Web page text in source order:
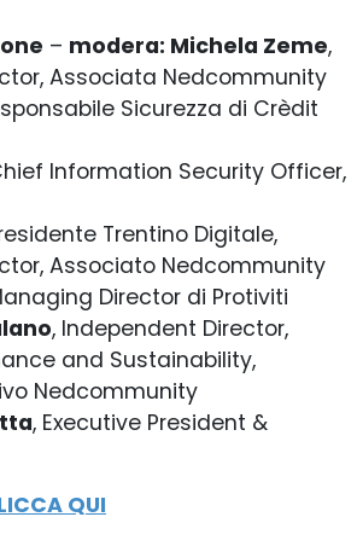
– modera: Michela Zeme,
Associata Nedcommunity
Sicurezza di Crèdit
Information Security Officer,
Trentino Digitale,
Associato Nedcommunity
Director di Protiviti
, Independent Director,
and Sustainability,
Nedcommunity
, Executive President &
QUI